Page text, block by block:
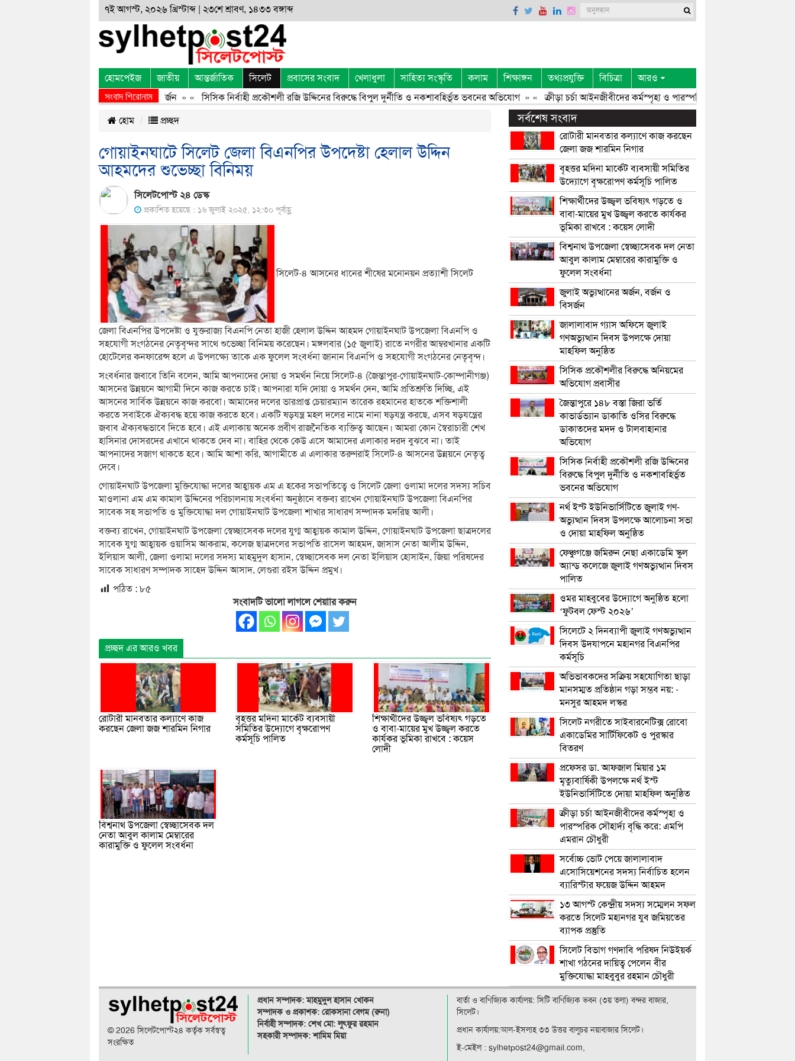
৭ই আগস্ট, ২০২৬ খ্রিস্টাব্দ | ২৩শে শ্রাবণ, ১৪৩৩ বঙ্গাব্দ
হোমপেইজ জাতীয় আন্তর্জাতিক সিলেট প্রবাসের সংবাদ খেলাধুলা সাহিত্য সংস্কৃতি কলাম শিক্ষাঙ্গন তথ্যপ্রযুক্তি বিচিত্রা আরও
সংবাদ শিরোনাম
জুলাই অভ্যুত্থানের অর্জন, বর্জন ও বিসর্জন » « সিসিক নির্বাহী প্রকৌশলী রজি উদ্দিনের বিরুদ্ধে বিপুল দুর্নীতি ও নকশাবহির্ভূত ভবনের অভিযোগ» « ক্রীড়া চর্চা আইনজীবীদের কর্মস্পৃহা ও পারস্পরিক সৌহার্দ্য বৃদ্ধি করে: এমপি
হোম
প্রচ্ছদ
গোয়াইনঘাটে সিলেট জেলা বিএনপির উপদেষ্টা হেলাল উদ্দিন
আহমদের শুভেচ্ছা বিনিময়
সিলেটপোস্ট ২৪ ডেস্ক
প্রকাশিত হয়েছে : ১৬ জুলাই ২০২৫, ১২:৩০ পূর্বাহ্ণ
সিলেট-৪ আসনের ধানের শীষের মনোনয়ন প্রত্যাশী সিলেট
জেলা বিএনপির উপদেষ্টা ও যুক্তরাজ্য বিএনপি নেতা হাজী হেলাল উদ্দিন আহমদ গোয়াইনঘাট উপজেলা বিএনপি ও
সহযোগী সংগঠনের নেতৃবৃন্দর সাথে শুভেচ্ছা বিনিময় করেছেন। মঙ্গলবার (১৫ জুলাই) রাতে নগরীর আম্বরখানার একটি
হোটেলের কনফারেন্স হলে এ উপলক্ষ্যে তাকে এক ফুলেল সংবর্ধনা জানান বিএনপি ও সহযোগী সংগঠনের নেতৃবৃন্দ।
সংবর্ধনার জবাবে তিনি বলেন, আমি আপনাদের দোয়া ও সমর্থন নিয়ে সিলেট-৪ (জৈন্তাপুর-গোয়াইনঘাট-কোম্পানীগঞ্জ)
আসনের উন্নয়নে আগামী দিনে কাজ করতে চাই। আপনারা যদি দোয়া ও সমর্থন দেন, আমি প্রতিশ্রুতি দিচ্ছি, এই
আসনের সার্বিক উন্নয়নে কাজ করবো। আমাদের দলের ভারপ্রাপ্ত চেয়ারম্যান তারেক রহমানের হাতকে শক্তিশালী
করতে সবাইকে ঐক্যবদ্ধ হয়ে কাজ করতে হবে। একটি ষড়যন্ত্র মহল দলের নামে নানা ষড়যন্ত্র করছে, এসব ষড়যন্ত্রের
জবাব ঐক্যবদ্ধভাবে দিতে হবে। এই এলাকায় অনেক প্রবীণ রাজনৈতিক ব্যক্তিত্ব আছেন। আমরা কোন স্বৈরাচারী শেখ
হাসিনার দোসরদের এখানে থাকতে দেব না। বাহির থেকে কেউ এসে আমাদের এলাকার দরদ বুঝবে না। তাই
আপনাদের সজাগ থাকতে হবে। আমি আশা করি, আগামীতে এ এলাকার তরুণরাই সিলেট-৪ আসনের উন্নয়নে নেতৃত্ব
দেবে।
গোয়াইনঘাট উপজেলা মুক্তিযোদ্ধা দলের আহ্বায়ক এম এ হকের সভাপতিত্বে ও সিলেট জেলা ওলামা দলের সদস্য সচিব
মাওলানা এম এম কামাল উদ্দিনের পরিচালনায় সংবর্ধনা অনুষ্ঠানে বক্তব্য রাখেন গোয়াইনঘাট উপজেলা বিএনপির
সাবেক সহ সভাপতি ও মুক্তিযোদ্ধা দল গোয়াইনঘাট উপজেলা শাখার সাধারণ সম্পাদক মদরিছ আলী।
বক্তব্য রাখেন, গোয়াইনঘাট উপজেলা স্বেচ্ছাসেবক দলের যুগ্ম আহ্বায়ক কামাল উদ্দিন, গোয়াইনঘাট উপজেলা ছাত্রদলের
সাবেক যুগ্ম আহ্বায়ক ওয়াসিম আকরাম, কলেজ ছাত্রদলের সভাপতি রাসেল আহমদ, জাসাস নেতা আলীম উদ্দিন,
ইলিয়াস আলী, জেলা ওলামা দলের সদস্য মাহমুদুল হাসান, স্বেচ্ছাসেবক দল নেতা ইলিয়াস হোসাইন, জিয়া পরিষদের
সাবেক সাধারণ সম্পাদক সাহেদ উদ্দিন আসাদ, লেগুরা রইস উদ্দিন প্রমুখ।
পঠিত : ৮৫
সংবাদটি ভালো লাগলে শেয়াার করুন
প্রচ্ছদ এর আরও খবর
রোটারী মানবতার কল্যাণে কাজ
করছেন জেলা জজ শারমিন নিগার
বৃহত্তর মদিনা মার্কেট ব্যবসায়ী
সমিতির উদ্যোগে বৃক্ষরোপণ
কর্মসূচি পালিত
শিক্ষার্থীদের উজ্জ্বল ভবিষ্যৎ গড়তে
ও বাবা-মায়ের মুখ উজ্জ্বল করতে
কার্যকর ভূমিকা রাখবে : কয়েস
লোদী
বিশ্বনাথ উপজেলা স্বেচ্ছাসেবক দল
নেতা আবুল কালাম মেম্বারের
কারামুক্তি ও ফুলেল সংবর্ধনা
সর্বশেষ সংবাদ
রোটারী মানবতার কল্যাণে কাজ করছেন
জেলা জজ শারমিন নিগার
বৃহত্তর মদিনা মার্কেট ব্যবসায়ী সমিতির
উদ্যোগে বৃক্ষরোপণ কর্মসূচি পালিত
শিক্ষার্থীদের উজ্জ্বল ভবিষ্যৎ গড়তে ও
বাবা-মায়ের মুখ উজ্জ্বল করতে কার্যকর
ভূমিকা রাখবে : কয়েস লোদী
বিশ্বনাথ উপজেলা স্বেচ্ছাসেবক দল নেতা
আবুল কালাম মেম্বারের কারামুক্তি ও
ফুলেল সংবর্ধনা
জুলাই অভ্যুত্থানের অর্জন, বর্জন ও
বিসর্জন
জালালাবাদ গ্যাস অফিসে জুলাই
গণঅভ্যুত্থান দিবস উপলক্ষে দোয়া
মাহফিল অনুষ্ঠিত
সিসিক প্রকৌশলীর বিরুদ্ধে অনিয়মের
অভিযোগ প্রবাসীর
জৈন্তাপুরে ১৪৮ বস্তা জিরা ভর্তি
কাভার্ডভ্যান ডাকাতি ওসির বিরুদ্ধে
ডাকাতদের মদদ ও টালবাহানার
অভিযোগ
সিসিক নির্বাহী প্রকৌশলী রজি উদ্দিনের
বিরুদ্ধে বিপুল দুর্নীতি ও নকশাবহির্ভূত
ভবনের অভিযোগ
নর্থ ইস্ট ইউনিভার্সিটিতে জুলাই গণ-
অভ্যুত্থান দিবস উপলক্ষে আলোচনা সভা
ও দোয়া মাহফিল অনুষ্ঠিত
ফেঞ্চুগঞ্জে জমিরুন নেছা একাডেমি স্কুল
অ্যান্ড কলেজে জুলাই গণঅভ্যুত্থান দিবস
পালিত
ওমর মাহবুবের উদ্যোগে অনুষ্ঠিত হলো
‘ফুটবল ফেস্ট ২০২৬’
সিলেটে ২ দিনব্যাপী জুলাই গণঅভ্যুত্থান
দিবস উদযাপনে মহানগর বিএনপির
কর্মসূচি
অভিভাবকদের সক্রিয় সহযোগিতা ছাড়া
মানসম্মত প্রতিষ্ঠান গড়া সম্ভব নয়: -
মনসুর আহমদ লস্কর
সিলেট নগরীতে সাইবারনেটিক্স রোবো
একাডেমির সার্টিফিকেট ও পুরস্কার
বিতরণ
প্রফেসর ডা. আফজাল মিয়ার ১ম
মৃত্যুবার্ষিকী উপলক্ষে নর্থ ইস্ট
ইউনিভার্সিটিতে দোয়া মাহফিল অনুষ্ঠিত
ক্রীড়া চর্চা আইনজীবীদের কর্মস্পৃহা ও
পারস্পরিক সৌহার্দ্য বৃদ্ধি করে: এমপি
এমরান চৌধুরী
সর্বোচ্চ ভোট পেয়ে জালালাবাদ
এসোসিয়েশনের সদস্য নির্বাচিত হলেন
ব্যারিস্টার ফয়েজ উদ্দিন আহমদ
১৩ আগস্ট কেন্দ্রীয় সদস্য সম্মেলন সফল
করতে সিলেট মহানগর যুব জমিয়তের
ব্যাপক প্রস্তুতি
সিলেট বিভাগ গণদাবি পরিষদ নিউইয়র্ক
শাখা গঠনের দায়িত্ব পেলেন বীর
মুক্তিযোদ্ধা মাহবুবুর রহমান চৌধুরী
© 2026 সিলেটপোস্ট২৪ কর্তৃক সর্বস্বত্ব
সংরক্ষিত
প্রধান সম্পাদক: মাহমুদুল হাসান খোকন
সম্পাদক ও প্রকাশক: রোকসানা বেগম (রুনা)
নির্বাহী সম্পাদক: শেখ মো: লুৎফুর রহমান
সহকারী সম্পাদক: শামিম মিয়া
বার্তা ও বাণিজ্যিক কার্যালয়: সিটি বাণিজ‍্যিক ভবন (৩য় তলা) বন্দর বাজার,
সিলেট।
প্রধান কার্যালয়:আল-ইসলাহ ৩৩ উত্তর বালুচর নয়াবাজার সিলেট।
ই-মেইল : sylhetpost24@gmail.com,